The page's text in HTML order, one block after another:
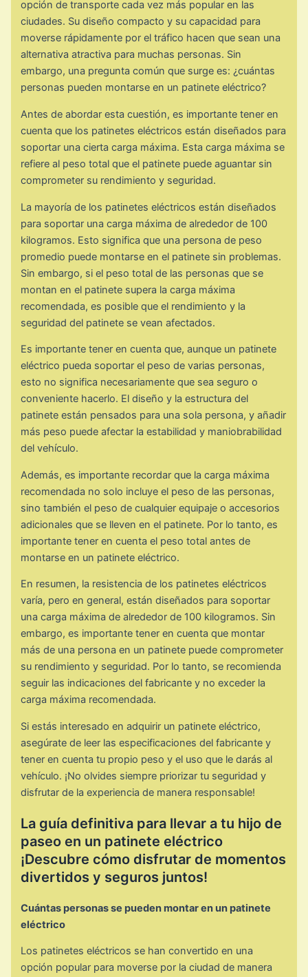
opción de transporte cada vez más popular en las
ciudades. Su diseño compacto y su capacidad para
moverse rápidamente por el tráfico hacen que sean una
alternativa atractiva para muchas personas. Sin
embargo, una pregunta común que surge es: ¿cuántas
personas pueden montarse en un patinete eléctrico?
Antes de abordar esta cuestión, es importante tener en
cuenta que los patinetes eléctricos están diseñados para
soportar una cierta carga máxima. Esta carga máxima se
refiere al peso total que el patinete puede aguantar sin
comprometer su rendimiento y seguridad.
La mayoría de los patinetes eléctricos están diseñados
para soportar una carga máxima de alrededor de 100
kilogramos. Esto significa que una persona de peso
promedio puede montarse en el patinete sin problemas.
Sin embargo, si el peso total de las personas que se
montan en el patinete supera la carga máxima
recomendada, es posible que el rendimiento y la
seguridad del patinete se vean afectados.
Es importante tener en cuenta que, aunque un patinete
eléctrico pueda soportar el peso de varias personas,
esto no significa necesariamente que sea seguro o
conveniente hacerlo. El diseño y la estructura del
patinete están pensados para una sola persona, y añadir
más peso puede afectar la estabilidad y maniobrabilidad
del vehículo.
Además, es importante recordar que la carga máxima
recomendada no solo incluye el peso de las personas,
sino también el peso de cualquier equipaje o accesorios
adicionales que se lleven en el patinete. Por lo tanto, es
importante tener en cuenta el peso total antes de
montarse en un patinete eléctrico.
En resumen, la resistencia de los patinetes eléctricos
varía, pero en general, están diseñados para soportar
una carga máxima de alrededor de 100 kilogramos. Sin
embargo, es importante tener en cuenta que montar
más de una persona en un patinete puede comprometer
su rendimiento y seguridad. Por lo tanto, se recomienda
seguir las indicaciones del fabricante y no exceder la
carga máxima recomendada.
Si estás interesado en adquirir un patinete eléctrico,
asegúrate de leer las especificaciones del fabricante y
tener en cuenta tu propio peso y el uso que le darás al
vehículo. ¡No olvides siempre priorizar tu seguridad y
disfrutar de la experiencia de manera responsable!
La guía definitiva para llevar a tu hijo de
paseo en un patinete eléctrico
¡Descubre cómo disfrutar de momentos
divertidos y seguros juntos!
Cuántas personas se pueden montar en un patinete
eléctrico
Los patinetes eléctricos se han convertido en una
opción popular para moverse por la ciudad de manera